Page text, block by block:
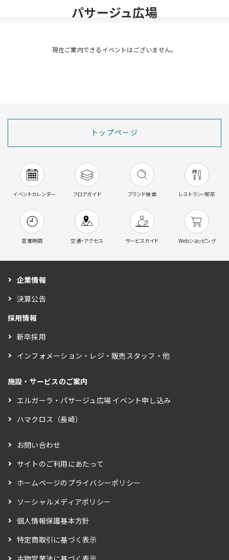
パサージュ広場
現在ご案内できるイベントはございません。
トップページ
イベントカレンダー フロアガイド ブランド検索 レストラン・喫茶
営業時間 交通・アクセス サービスガイド Webショッピング
企業情報
決算公告
採用情報
新卒採用
インフォメーション・レジ・販売スタッフ・他
施設・サービスのご案内
エルガーラ・パサージュ広場 イベント申し込み
ハマクロス（長崎）
お問い合わせ
サイトのご利用にあたって
ホームページのプライバシーポリシー
ソーシャルメディアポリシー
個人情報保護基本方針
特定商取引に基づく表示